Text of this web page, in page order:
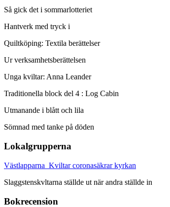
Så gick det i sommarlotteriet
Hantverk med tryck i
Quiltköping: Textila berättelser
Ur verksamhetsberättelsen
Unga kviltar: Anna Leander
Traditionella block del 4 : Log Cabin
Utmanande i blått och lila
Sömnad med tanke på döden
Lokalgrupperna
Västlapparna Kviltar coronasäkrar kyrkan
Slaggstenskvltarna ställde ut när andra ställde in
Bokrecension